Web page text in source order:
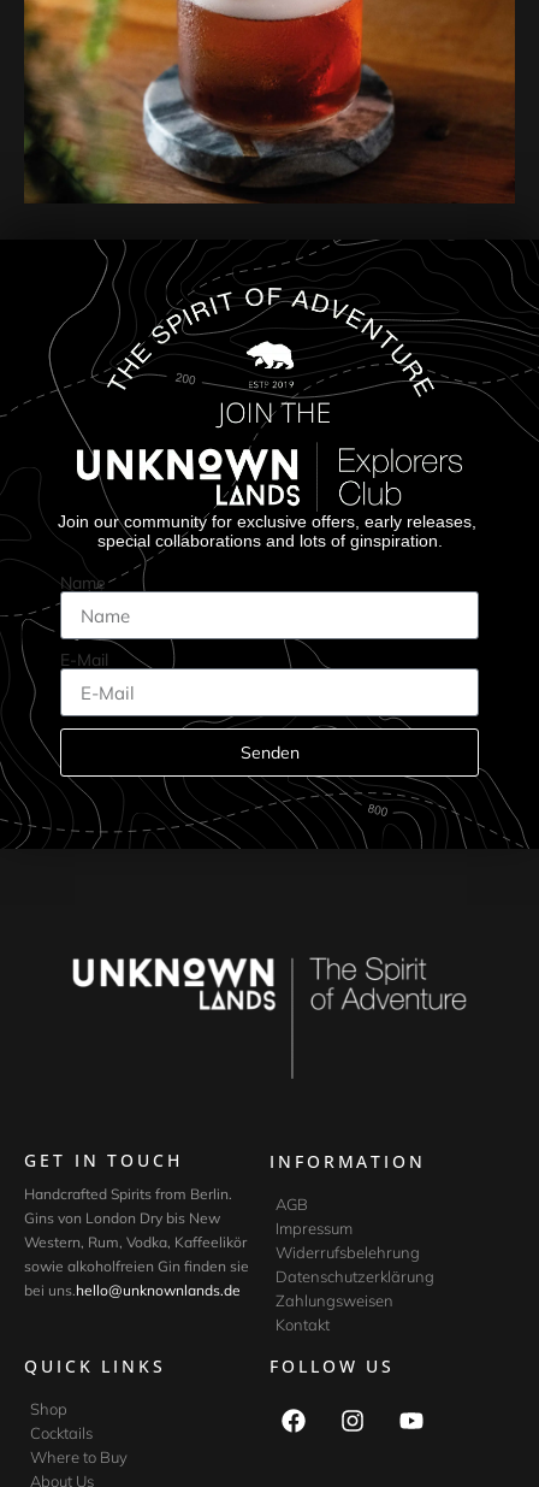
Join our community for exclusive offers, early releases,
special collaborations and lots of ginspiration.
Name
E-Mail
Senden
GET IN TOUCH
Handcrafted Spirits from Berlin.
Gins von London Dry bis New
Western, Rum, Vodka, Kaffeelikör
sowie alkoholfreien Gin finden sie
bei uns.hello@unknownlands.de
INFORMATION
AGB
Impressum
Widerrufsbelehrung
Datenschutzerklärung
Zahlungsweisen
Kontakt
QUICK LINKS
Shop
Cocktails
Where to Buy
About Us
FOLLOW US